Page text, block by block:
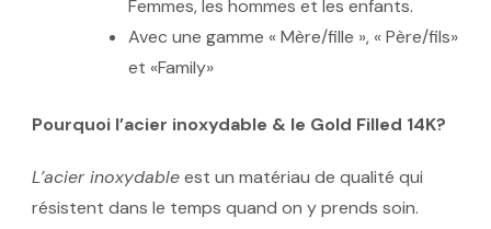
Femmes, les hommes et les enfants.
Avec une gamme « Mère/fille », « Père/fils»
et «Family»
Pourquoi l’acier inoxydable & le Gold Filled 14K?
L’acier inoxydableest un matériau de qualité qui
résistent dans le temps quand on y prends soin.